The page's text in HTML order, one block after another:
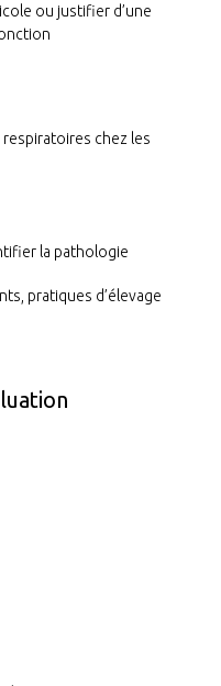
ou justifier d’une
chez les
la pathologie
pratiques d’élevage